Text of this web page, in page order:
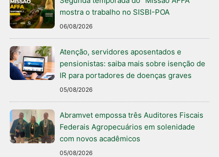
mostra o trabalho no SISBI-POA
06/08/2026
Atenção, servidores aposentados e
pensionistas: saiba mais sobre isenção de
IR para portadores de doenças graves
05/08/2026
Abramvet empossa três Auditores Fiscais
Federais Agropecuários em solenidade
com novos acadêmicos
05/08/2026